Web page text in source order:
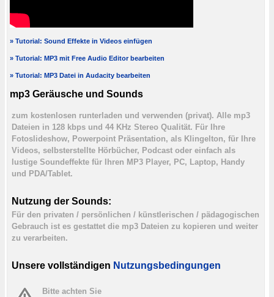
» Tutorial: Sound Effekte in Videos einfügen
» Tutorial: MP3 mit Free Audio Editor bearbeiten
» Tutorial: MP3 Datei in Audacity bearbeiten
mp3 Geräusche und Sounds
zum kostenlosen runterladen und verwenden (privat). Alle mp3
Dateien in 128 kbps und 44 KHz Stereo Qualität. Für Ihre
Fotoslideshow, Powerpoint Präsentation, als Klingelton, für Ihre
Videos, selbsterstellte Hörbücher, Podcast oder einfach als
lustige Soundeffekte für Ihren MP3 Player, PC, Laptop, Handy
und PDA/Tablet.
Nutzung der Sounds:
Für den privaten / persönlichen / künstlerischen / pädagogischen
Gebrauch ist es gestattet die mp3 Dateien zu kopieren und weiter
zu verarbeiten.
Unsere vollständigen Nutzungsbedingungen
Bitte achten Sie